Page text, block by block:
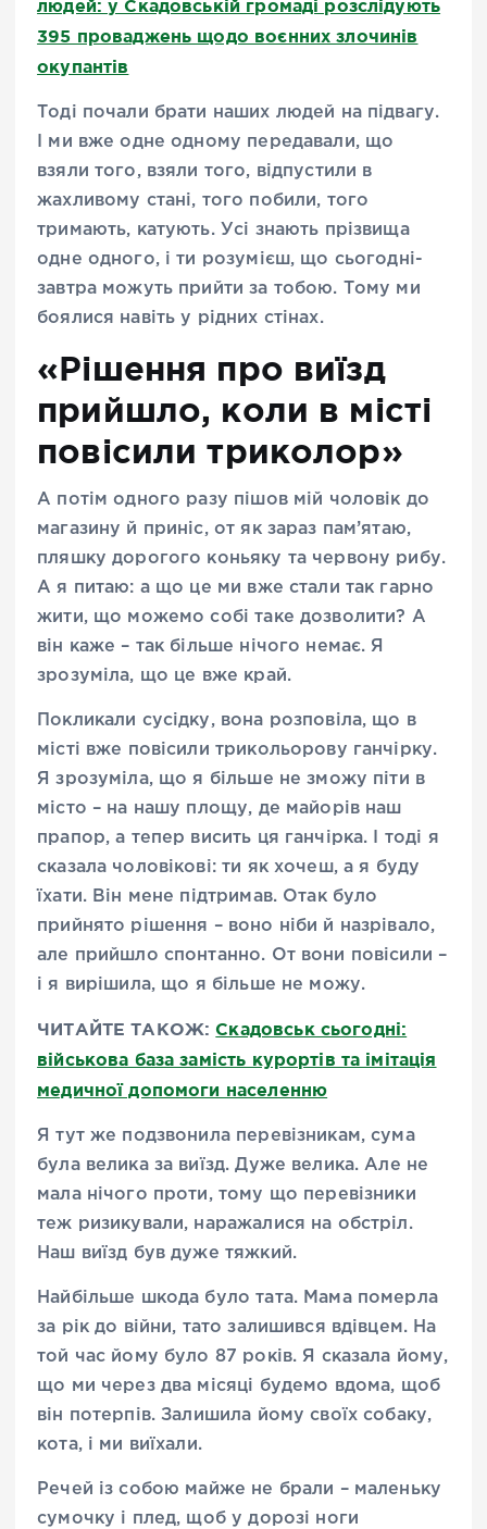
людей: у Скадовській громаді розслідують
395 проваджень щодо воєнних злочинів
окупантів
Тоді почали брати наших людей на підвагу.
І ми вже одне одному передавали, що
взяли того, взяли того, відпустили в
жахливому стані, того побили, того
тримають, катують. Усі знають прізвища
одне одного, і ти розумієш, що сьогодні-
завтра можуть прийти за тобою. Тому ми
боялися навіть у рідних стінах.
«Рішення про виїзд
прийшло, коли в місті
повісили триколор»
А потім одного разу пішов мій чоловік до
магазину й приніс, от як зараз пам’ятаю,
пляшку дорогого коньяку та червону рибу.
А я питаю: а що це ми вже стали так гарно
жити, що можемо собі таке дозволити? А
він каже – так більше нічого немає. Я
зрозуміла, що це вже край.
Покликали сусідку, вона розповіла, що в
місті вже повісили трикольорову ганчірку.
Я зрозуміла, що я більше не зможу піти в
місто – на нашу площу, де майорів наш
прапор, а тепер висить ця ганчірка. І тоді я
сказала чоловікові: ти як хочеш, а я буду
їхати. Він мене підтримав. Отак було
прийнято рішення – воно ніби й назрівало,
але прийшло спонтанно. От вони повісили –
і я вирішила, що я більше не можу.
ЧИТАЙТЕ ТАКОЖ:Скадовськ сьогодні:
військова база замість курортів та імітація
медичної допомоги населенню
Я тут же подзвонила перевізникам, сума
була велика за виїзд. Дуже велика. Але не
мала нічого проти, тому що перевізники
теж ризикували, наражалися на обстріл.
Наш виїзд був дуже тяжкий.
Найбільше шкода було тата. Мама померла
за рік до війни, тато залишився вдівцем. На
той час йому було 87 років. Я сказала йому,
що ми через два місяці будемо вдома, щоб
він потерпів. Залишила йому своїх собаку,
кота, і ми виїхали.
Речей із собою майже не брали – маленьку
сумочку і плед, щоб у дорозі ноги